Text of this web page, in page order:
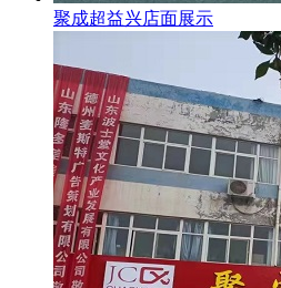
聚成超益兴店面展示